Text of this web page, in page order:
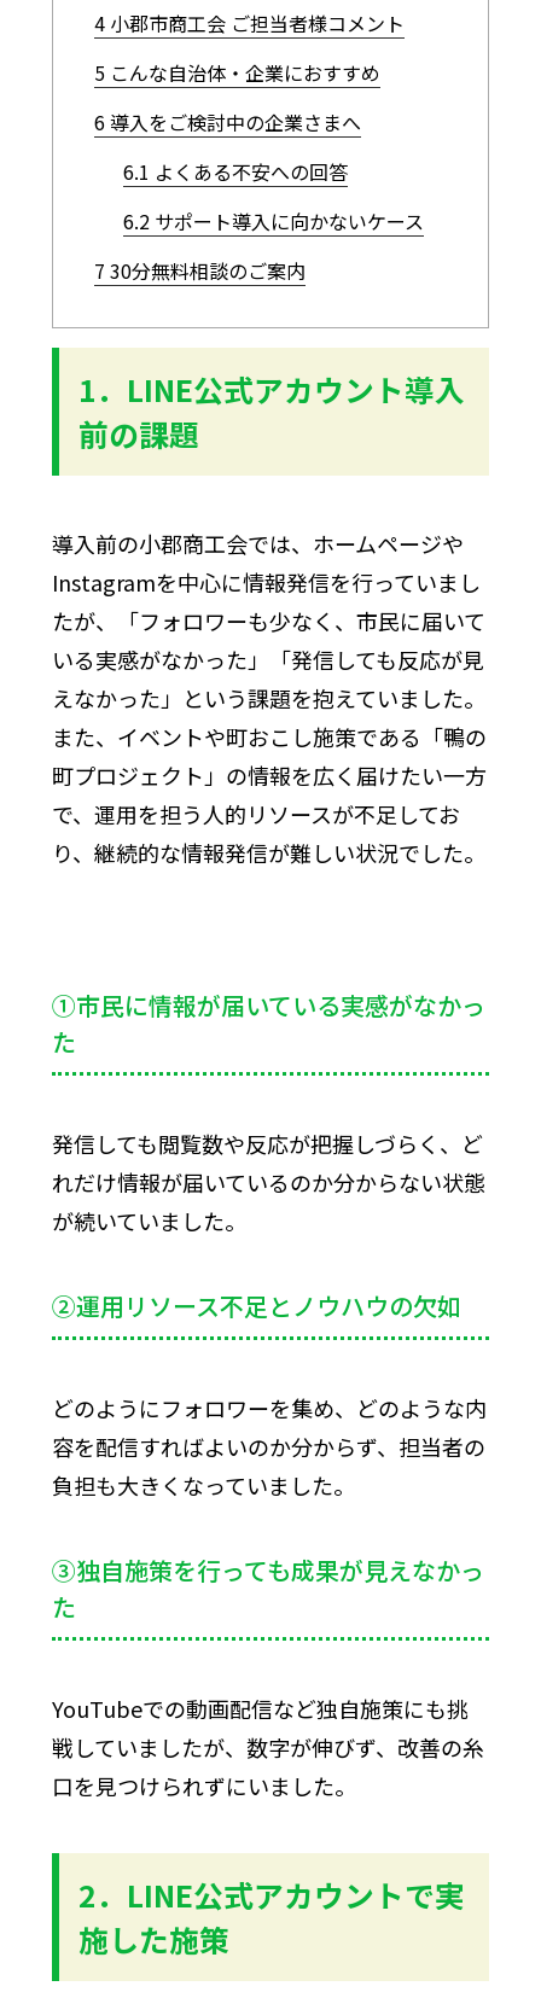
4小郡市商工会 ご担当者様コメント
5こんな自治体・企業におすすめ
6導入をご検討中の企業さまへ
6.1 よくある不安への回答
6.2サポート導入に向かないケース
7 30分無料相談のご案内
1．LINE公式アカウント導入
前の課題
導入前の小郡商工会では、ホームページや
Instagramを中心に情報発信を行っていまし
たが、「フォロワーも少なく、市民に届いて
いる実感がなかった」「発信しても反応が見
えなかった」という課題を抱えていました。
また、イベントや町おこし施策である「鴨の
町プロジェクト」の情報を広く届けたい一方
で、運用を担う人的リソースが不足してお
り、継続的な情報発信が難しい状況でした。
①市民に情報が届いている実感がなかっ
た
発信しても閲覧数や反応が把握しづらく、ど
れだけ情報が届いているのか分からない状態
が続いていました。
②運用リソース不足とノウハウの欠如
どのようにフォロワーを集め、どのような内
容を配信すればよいのか分からず、担当者の
負担も大きくなっていました。
③独自施策を行っても成果が見えなかっ
た
YouTubeでの動画配信など独自施策にも挑
戦していましたが、数字が伸びず、改善の糸
口を見つけられずにいました。
2．LINE公式アカウントで実
施した施策